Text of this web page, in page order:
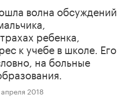
волна обсуждений
ребенка,
к учебе в школе. Его
на больные
2018